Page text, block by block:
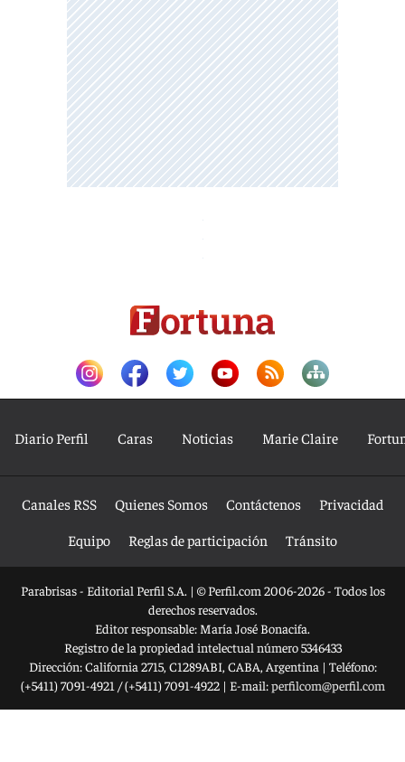
Diario Perfil Caras Noticias Marie Claire
Canales RSS Quienes Somos Contáctenos
Privacidad
Equipo
Reglas de participación Tránsito
Parabrisas - Editorial Perfil S.A. | © Perfil.com 2006-2026 - Todos los
derechos reservados.
Editor responsable: María José Bonacifa.
Registro de la propiedad intelectual número 5346433
Dirección:California 2715, C1289ABI, CABA, Argentina | Teléfono:
(+5411) 7091-4921 /(+5411) 7091-4922| E-mail:perfilcom@perfil.com